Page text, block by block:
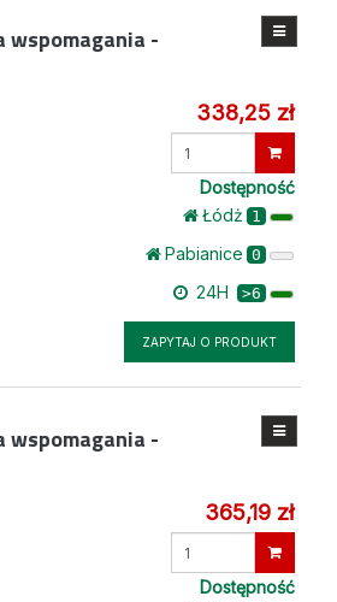
wspomagania -
338,25 zł
Dostępność
Łódż 1
Pabianice 0
24H >6
ZAPYTAJ O PRODUKT
wspomagania -
365,19 zł
Dostępność